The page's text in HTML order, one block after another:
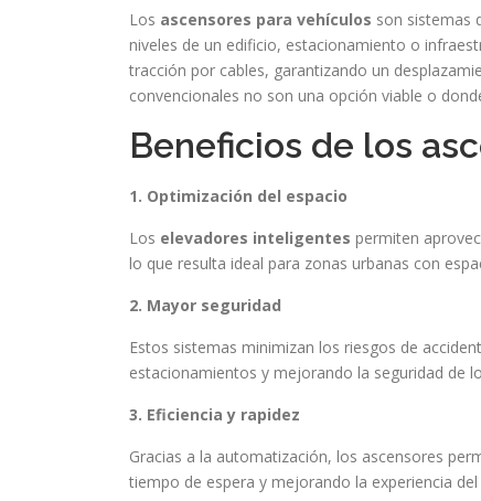
Los ascensores para vehículos son sistemas
niveles de un edificio, estacionamiento o
tracción por cables, garantizando un
convencionales no son una opción viable o
Beneficios de los
1. Optimización del espacio
Los elevadores inteligentes permiten
lo que resulta ideal para zonas urbanas con
2. Mayor seguridad
Estos sistemas minimizan los riesgos de
estacionamientos y mejorando la seguridad de
3. Eficiencia y rapidez
Gracias a la automatización, los ascensores
tiempo de espera y mejorando la experiencia del